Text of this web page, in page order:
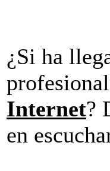
¿Si ha
Internet?
en